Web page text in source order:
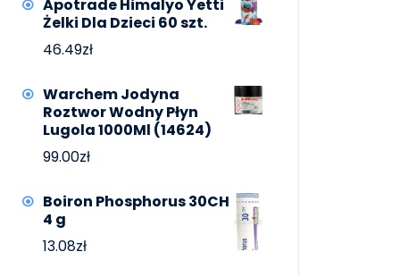
Apotrade Himalyo Yetti
Żelki Dla Dzieci 60 szt.
46.49zł
Warchem Jodyna
Roztwor Wodny Płyn
Lugola 1000Ml (14624)
99.00zł
Boiron Phosphorus 30CH
4 g
13.08zł